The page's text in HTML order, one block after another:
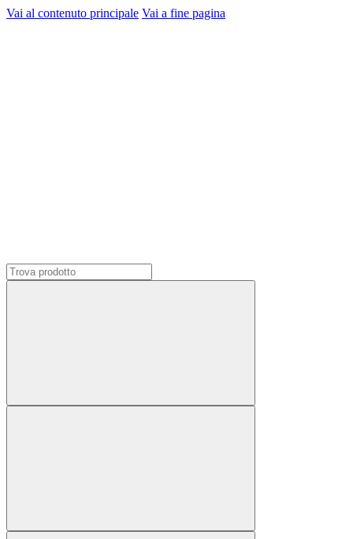
Vai al contenuto principale Vai a fine pagina